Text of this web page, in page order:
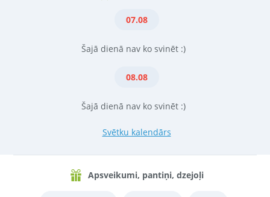
07.08
Šajā dienā nav ko svinēt :)
08.08
Šajā dienā nav ko svinēt :)
Svētku kalendārs
Apsveikumi, pantiņi, dzejoļi